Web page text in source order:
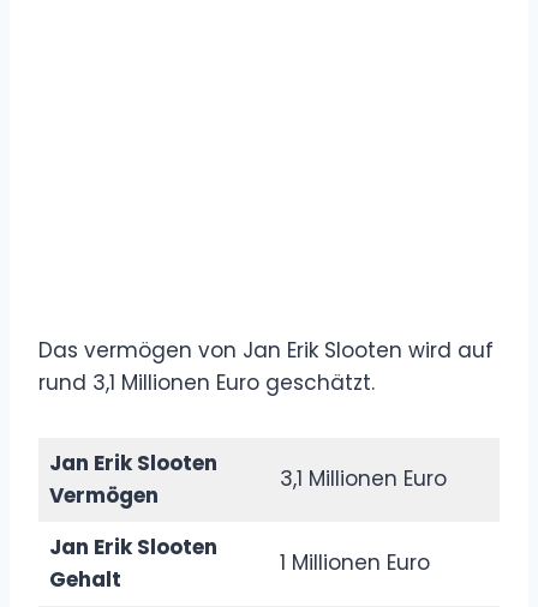
Das vermögen von Jan Erik Slooten wird auf
rund 3,1 Millionen Euro geschätzt.
Jan Erik Slooten
Vermögen
3,1 Millionen Euro
Jan Erik Slooten
Gehalt
1 Millionen Euro